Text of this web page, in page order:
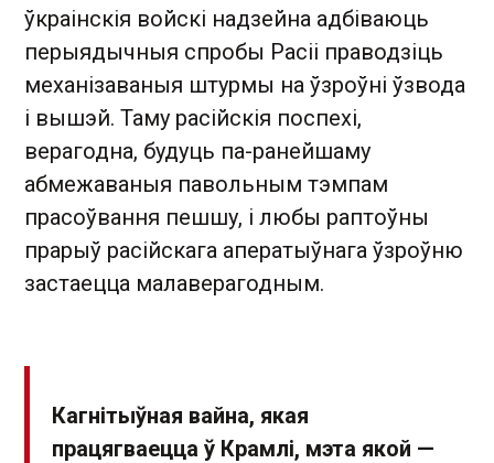
ўкраінскія войскі надзейна адбіваюць
перыядычныя спробы Расіі праводзіць
механізаваныя штурмы на ўзроўні ўзвода
і вышэй. Таму расійскія поспехі,
верагодна, будуць па-ранейшаму
абмежаваныя павольным тэмпам
прасоўвання пешшу, і любы раптоўны
прарыў расійскага аператыўнага ўзроўню
застаецца малаверагодным.
Кагнітыўная вайна, якая
працягваецца ў Крамлі, мэта якой —